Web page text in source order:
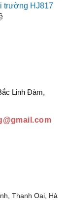
trường HJ817
Linh Đàm,
Thanh Oai, Hà